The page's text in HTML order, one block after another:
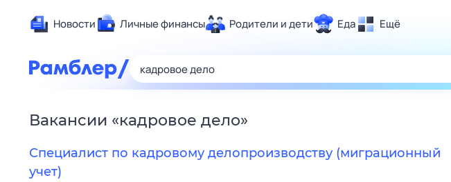
Новости Личные финансы Родители и дети Еда Ещё
Развлечения и отдых
Карьера
Вакансии «кадровое дело»
Специалист по кадровому делопроизводству (миграционный
учет)